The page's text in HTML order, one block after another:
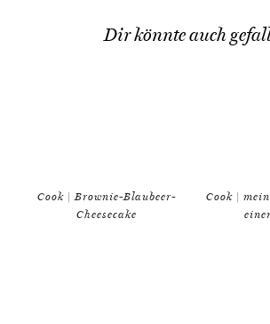
Dir könnte auch
Cook | Brownie-Blaubeer-
Cheesecake
Cook |